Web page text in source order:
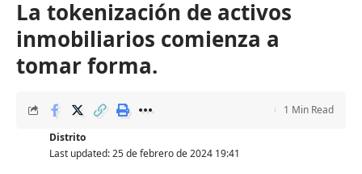
La tokenización de activos
inmobiliarios comienza a
tomar forma.
Last updated: 25 de febrero de 2024 19:41
Distrito
1 Min Read